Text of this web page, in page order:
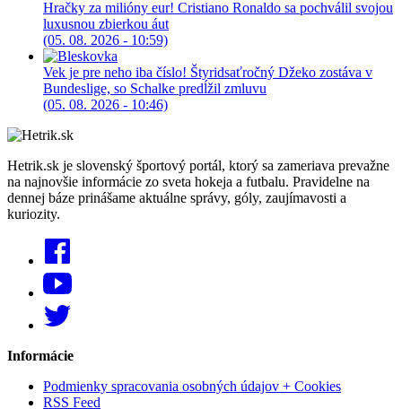
Hračky za milióny eur! Cristiano Ronaldo sa pochválil svojou
luxusnou zbierkou áut
(05. 08. 2026 - 10:59)
Vek je pre neho iba číslo! Štyridsaťročný Džeko zostáva v
Bundeslige, so Schalke predĺžil zmluvu
(05. 08. 2026 - 10:46)
Hetrik.sk je slovenský športový portál, ktorý sa zameriava prevažne
na najnovšie informácie zo sveta hokeja a futbalu. Pravidelne na
dennej báze prinášame aktuálne správy, góly, zaujímavosti a
kuriozity.
Informácie
Podmienky spracovania osobných údajov + Cookies
RSS Feed